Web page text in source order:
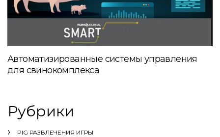
Автоматизированные системы управления
для свинокомплекса
Рубрики
PIG РАЗВЛЕЧЕНИЯ ИГРЫ